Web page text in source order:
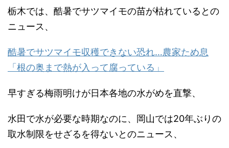
栃木では、酷暑でサツマイモの苗が枯れているとの
ニュース、
酷暑でサツマイモ収穫できない恐れ…農家ため息
「根の奥まで熱が入って腐っている」
早すぎる梅雨明けが日本各地の水がめを直撃、
水田で水が必要な時期なのに、岡山では20年ぶりの
取水制限をせざるを得ないとのニュース、